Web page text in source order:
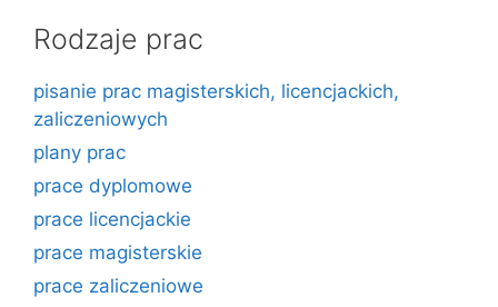
Rodzaje prac
pisanie prac magisterskich, licencjackich,
zaliczeniowych
plany prac
prace dyplomowe
prace licencjackie
prace magisterskie
prace zaliczeniowe